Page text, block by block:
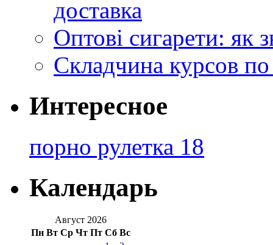
доставка
Оптові сигарети: як
Складчина курсов
Интересное
порно рулетка 18
Календарь
Август 2026
Пн Вт Ср Чт Пт Сб Вс